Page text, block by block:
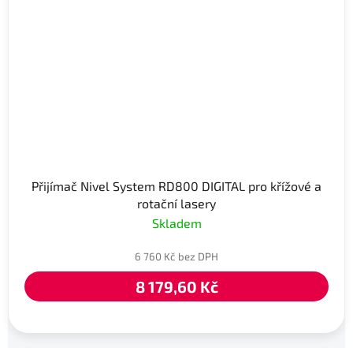
Přijímač Nivel System RD800 DIGITAL pro křížové a
rotační lasery
Skladem
6 760 Kč bez DPH
8 179,60 Kč